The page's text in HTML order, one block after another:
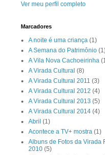
Ver meu perfil completo
Marcadores
A noite é uma criança (1)
A Semana do Patrimônio
A Vila Nova Cachoeirinha
A Virada Cultural (8)
A Virada Cultural 2011 (3)
A Virada Cultural 2012 (4)
A Virada Cultural 2013 (5)
A Virada Cultural 2014 (4)
Abril (1)
Acontece a TV+ mostra (1)
Albuns de Fotos da Virada
2010 (5)